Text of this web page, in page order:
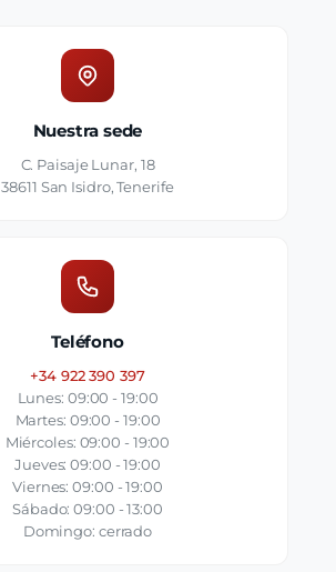
Nuestra sede
C. Paisaje Lunar, 18
38611 San Isidro, Tenerife
Teléfono
+34 922 390 397
Lunes: 09:00 - 19:00
Martes: 09:00 - 19:00
Miércoles: 09:00 - 19:00
Jueves: 09:00 - 19:00
Viernes: 09:00 - 19:00
Sábado: 09:00 - 13:00
Domingo: cerrado